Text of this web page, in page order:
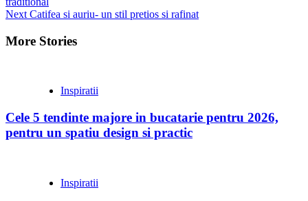
Reading
Next Catifea si auriu- un stil pretios si rafinat
More Stories
Inspiratii
Cele 5 tendinte majore in bucatarie pentru 2026,
pentru un spatiu design si practic
Inspiratii